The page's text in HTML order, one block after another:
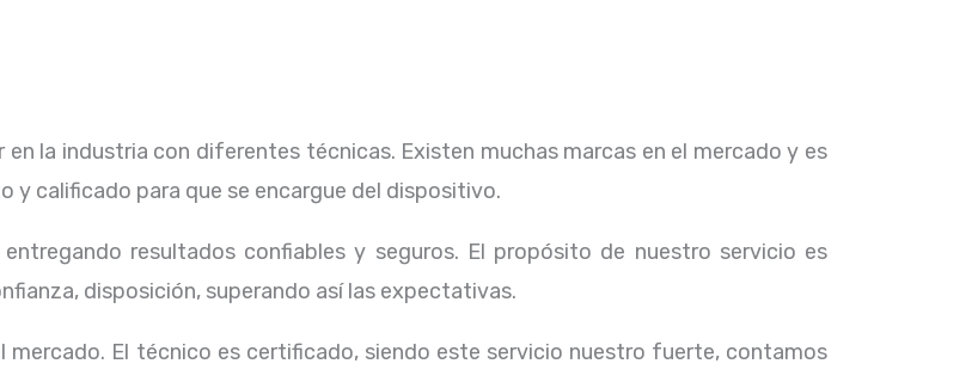
en la industria con diferentes técnicas. Existen muchas marcas en el mercado y es
y calificado para que se encargue del dispositivo.
resultados confiables y seguros. El propósito de nuestro servicio es
disposición, superando así las expectativas.
mercado. El técnico es certificado, siendo este servicio nuestro fuerte, contamos